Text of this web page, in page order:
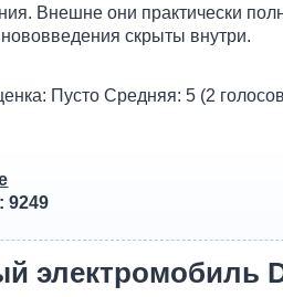
Внешне они практически
скрыты внутри.
Пусто Средняя:5 (2
9249
электромобиль